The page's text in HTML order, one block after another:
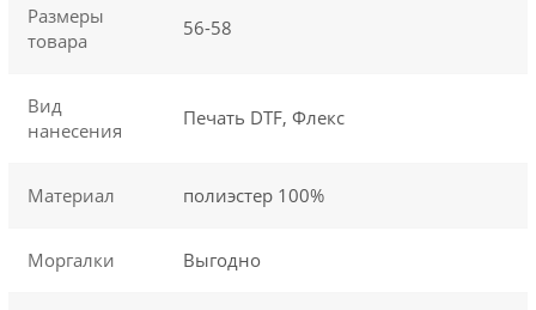
Размеры
товара
56-58
Вид
нанесения
Печать DTF, Флекс
Материал полиэстер 100%
Моргалки Выгодно